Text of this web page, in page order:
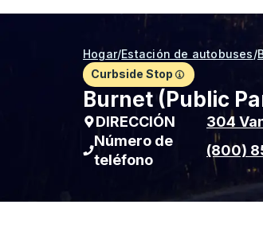
Hogar/Estación de autobuses/
Curbside Stop
Burnet (Public
DIRECCIÓN 304
Número de
teléfono
(800)